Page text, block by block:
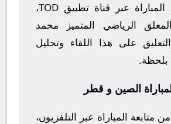
عبر قناة تطبيق TOD
،
الرياضي المتميز محمد
على هذا اللقاء وتحليل
بلحظة.
الصين و قطر
متابعة المباراة عبر التلفزيون،